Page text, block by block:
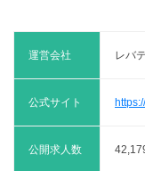
運営会社 レバ
公式サイト
公開求人数